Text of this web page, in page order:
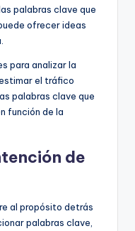
palabras clave que
ofrecer ideas
para analizar la
el tráfico
palabras clave que
función de la
de
al propósito detrás
palabras clave,